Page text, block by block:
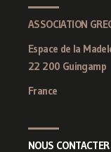
ASSOCIATION
Espace de la
22 200 Guingamp
France
NOUS CONTACTER